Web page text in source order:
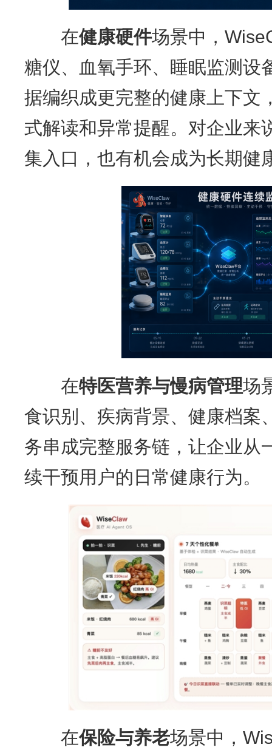
在健康硬件场景中，
糖仪、血氧手环、睡眠监测设
据编织成更完整的健康上下文
式解读和异常提醒。对企业来
集入口，也有机会成为长期健
在特医营养与慢病管理场
食识别、疾病背景、健康档案
务串成完整服务链，让企业从
续干预用户的日常健康行为。
在保险与养老场景中，